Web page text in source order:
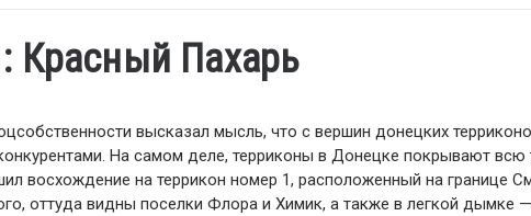
Красный Пахарь
высказал мысль, что с вершин донецких
На самом деле, терриконы в Донецке покрывают всю
восхождение на террикон номер 1, расположенный на границе
оттуда видны поселки Флора и Химик, а также в легкой дымке